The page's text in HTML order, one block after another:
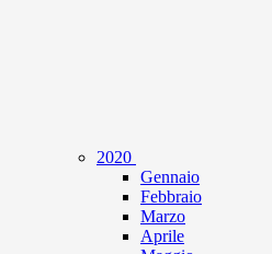
2020
Gennaio
Febbraio
Marzo
Aprile